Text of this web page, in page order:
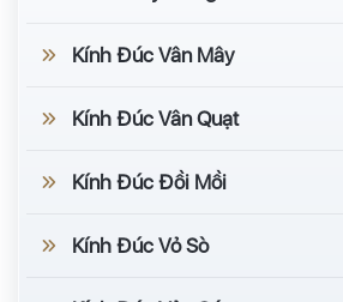
Kính Đúc Vân Mây
Kính Đúc Vân Quạt
Kính Đúc Đồi Mồi
Kính Đúc Vỏ Sò